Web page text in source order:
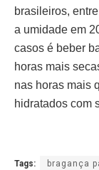
brasileiros,
a umidade em
casos é beber
horas mais
nas horas mais
hidratados com
Tags: bragança